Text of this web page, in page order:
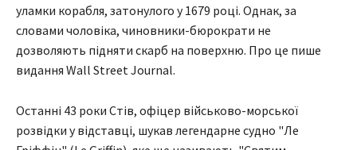
уламки корабля, затонулого у 1679 році. Однак, за
словами чоловіка, чиновники-бюрократи не
дозволяють підняти скарб на поверхню. Про це пише
видання Wall Street Journal.
Останні 43 роки Стів, офіцер військово-морської
розвідки у відставці, шукав легендарне судно "Ле